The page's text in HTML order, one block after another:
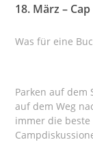
18. März –
Was für eine
Parken auf dem
auf dem Weg
immer die beste